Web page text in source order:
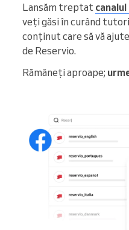
Lansăm treptat
veți găsi în curând
conținut care să vă
de Reservio.
Rămâneți aproape;